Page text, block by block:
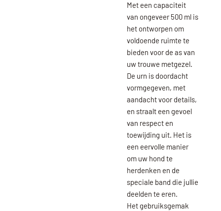
Met een capaciteit
van ongeveer 500 ml is
het ontworpen om
voldoende ruimte te
bieden voor de as van
uw trouwe metgezel.
De urn is doordacht
vormgegeven, met
aandacht voor details,
en straalt een gevoel
van respect en
toewijding uit. Het is
een eervolle manier
om uw hond te
herdenken en de
speciale band die jullie
deelden te eren.
Het gebruiksgemak